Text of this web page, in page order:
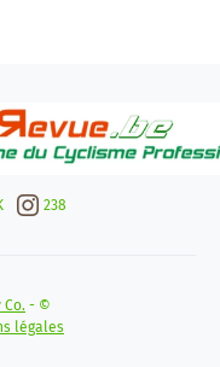
238
Co. - ©
légales